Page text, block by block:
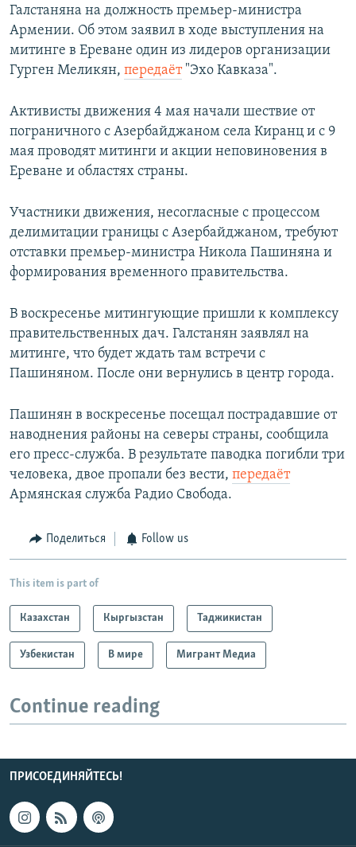
Галстаняна на должность премьер-министра
Армении. Об этом заявил в ходе выступления на
митинге в Ереване один из лидеров организации
Гурген Меликян, передаёт"Эхо Кавказа".
Активисты движения 4 мая начали шествие от
пограничного с Азербайджаном села Киранц и с 9
мая проводят митинги и акции неповиновения в
Ереване и областях страны.
Участники движения, несогласные с процессом
делимитации границы с Азербайджаном, требуют
отставки премьер-министра Никола Пашиняна и
формирования временного правительства.
В воскресенье митингующие пришли к комплексу
правительственных дач. Галстанян заявлял на
митинге, что будет ждать там встречи с
Пашиняном. После они вернулись в центр города.
Пашинян в воскресенье посещал пострадавшие от
наводнения районы на северы страны, сообщила
его пресс-служба. В результате паводка погибли три
человека, двое пропали без вести, передаёт
Армянская служба Радио Свобода.
Поделиться Follow us
This item is part of
Казахстан Кыргызстан Таджикистан
Узбекистан В мире Мигрант Медиа
Continue reading
ПРИСОЕДИНЯЙТЕСЬ!